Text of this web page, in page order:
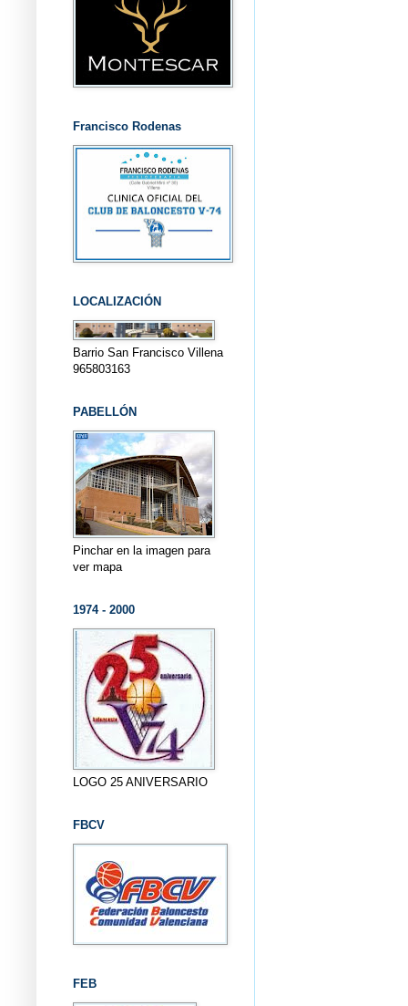
Francisco Rodenas
LOCALIZACIÓN
Barrio San Francisco Villena
965803163
PABELLÓN
Pinchar en la imagen para
ver mapa
1974 - 2000
LOGO 25 ANIVERSARIO
FBCV
FEB